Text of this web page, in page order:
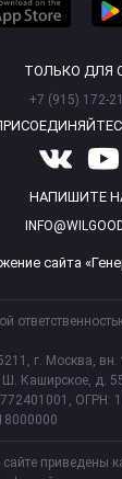
ТОЛЬКО ДЛЯ
+7 (915) 172-
НАПИШИТЕ
сайта
г. Москва, вн.
Ш. Каширское, д.
ОГРН:
приведены